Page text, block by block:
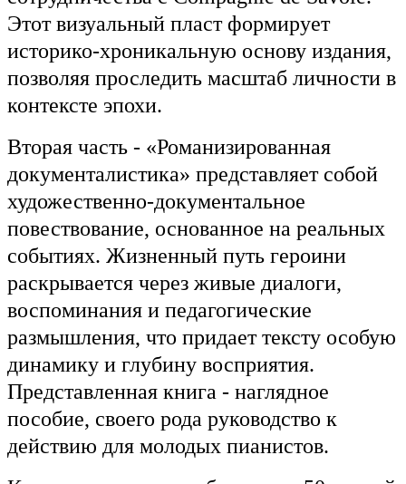
Этот визуальный пласт формирует
историко-хроникальную основу издания,
позволяя проследить масштаб личности в
контексте эпохи.
Вторая часть - «Романизированная
документалистика» представляет собой
художественно-документальное
повествование, основанное на реальных
событиях. Жизненный путь героини
раскрывается через живые диалоги,
воспоминания и педагогические
размышления, что придает тексту особую
динамику и глубину восприятия.
Представленная книга - наглядное
пособие, своего рода руководство к
действию для молодых пианистов.